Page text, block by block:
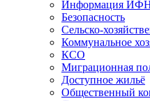
Информация
Безопасность
Сельско-
Коммунальное
КСО
Миграционная
Доступное жильё
Общественный